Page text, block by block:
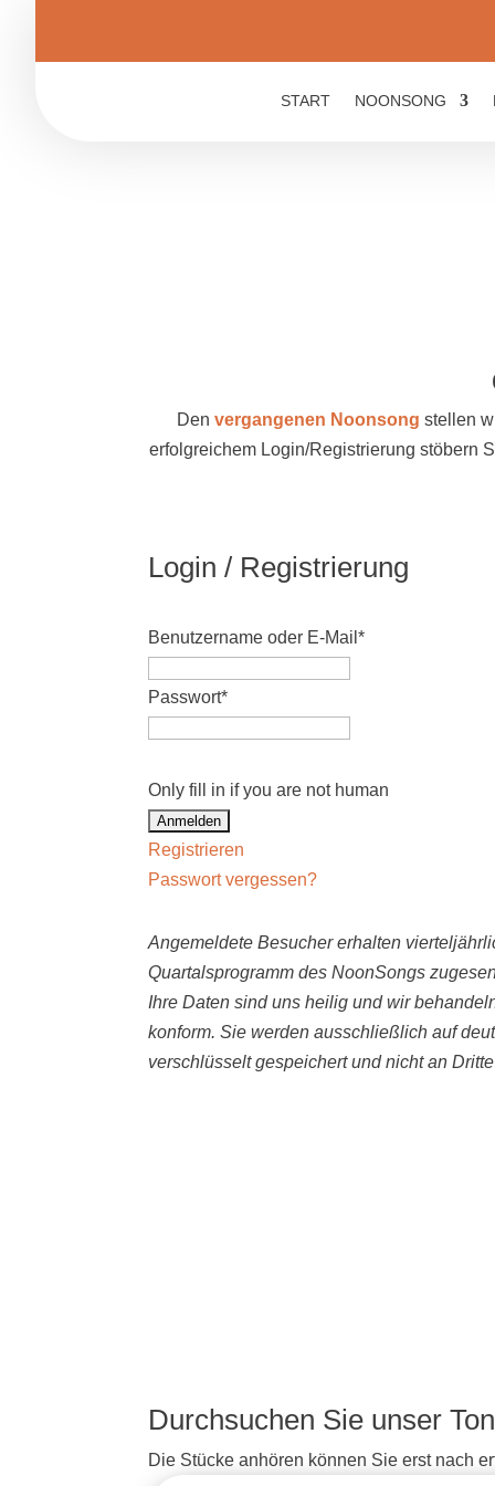
START NOONSONG
Den vergangenen Noonsong stellen
erfolgreichem Login/Registrierung stöbern
Login / Registrierung
Benutzername oder E-Mail*
Passwort*
Only fill in if you are not human
Registrieren
Passwort vergessen?
Angemeldete Besucher erhalten
Quartalsprogramm des NoonSongs
Ihre Daten sind uns heilig und wir
konform. Sie werden ausschließlich auf
verschlüsselt gespeichert und nicht an
Durchsuchen Sie unser
Die Stücke anhören können Sie erst nach